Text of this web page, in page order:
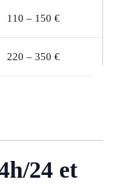
110 – 150 €
220 – 350 €
24 et